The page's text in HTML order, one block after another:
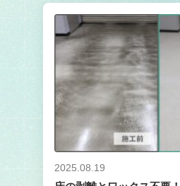
2025.08.19